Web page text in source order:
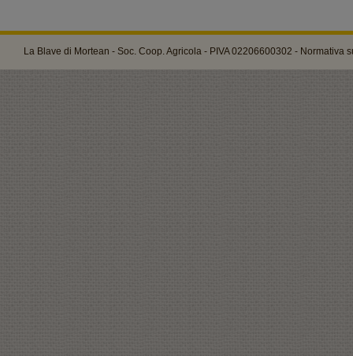
La Blave di Mortean - Soc. Coop. Agricola - PIVA 02206600302 - Normativa